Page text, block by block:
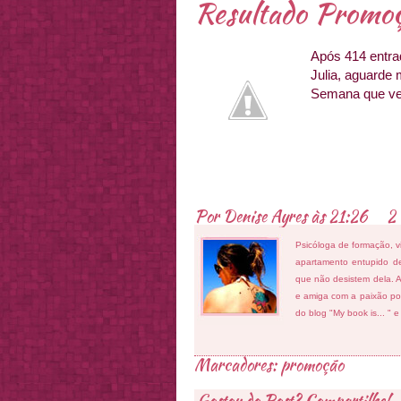
Resultado
Após 414
Julia, aguarde
Semana que
PorDenise Ayresàs21:26 2
Psicóloga de formação,
apartamento entupido
que não desistem dela.
e amiga com a paixão
do blog "My book is... "
Marcadores:promoção